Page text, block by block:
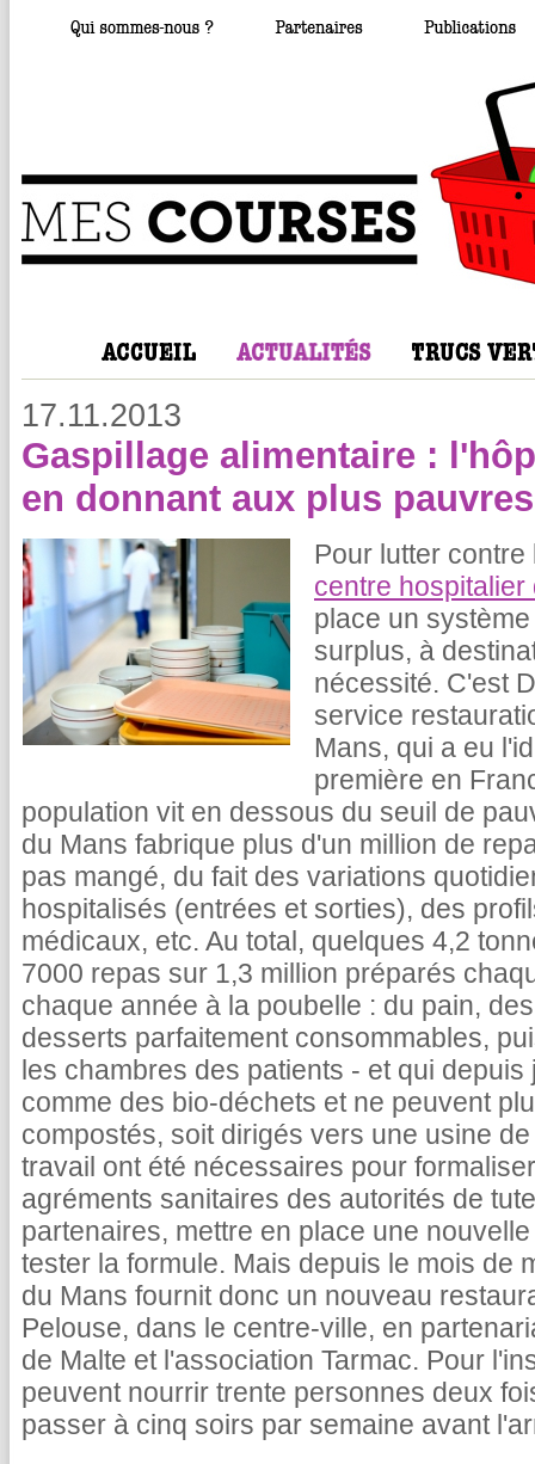
17.11.2013
Gaspillage alimentaire :
en donnant aux plus
Pour lutter
centre hospitalier
place un
surplus, à
nécessité. C'est
service
Mans, qui a eu
première en
population vit en dessous du seuil de
du Mans fabrique plus d'un million de
pas mangé, du fait des variations
hospitalisés (entrées et sorties), des
médicaux, etc. Au total, quelques 4,2
7000 repas sur 1,3 million préparés
chaque année à la poubelle : du pain,
desserts parfaitement consommables,
les chambres des patients - et qui
comme des bio-déchets et ne peuvent
compostés, soit dirigés vers une usine
travail ont été nécessaires pour
agréments sanitaires des autorités de
partenaires, mettre en place une
tester la formule. Mais depuis le mois de
du Mans fournit donc un nouveau
Pelouse, dans le centre-ville, en
de Malte et l'association Tarmac. Pour
peuvent nourrir trente personnes deux
passer à cinq soirs par semaine avant